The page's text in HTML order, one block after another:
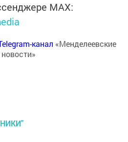
MАХ:
канал «Менделеевские
новости»